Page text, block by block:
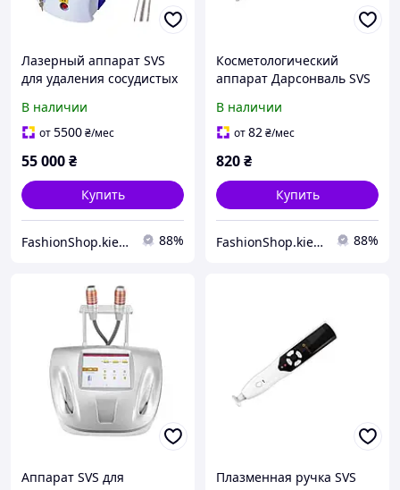
Лазерный аппарат SVS
для удаления сосудистых
сетки, гемангиом и
папилом RL-S10
В наличии
от5500₴/мес
55 000₴
Купить
FashionShop.kiev.ua - Материалы для красоты 88%
Косметологический
аппарат Дарсонваль SVS
и тела (4 насадки)
В наличии
от82₴/мес
820₴
Купить
FashionShop.kiev.ua - Материалы для красоты 88%
Аппарат SVS для
Плазменная ручка SVS